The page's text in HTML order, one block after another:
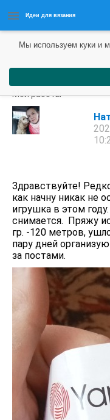
Идеи для вязания
Мои работы
Здравствуйте!
как начну никак не
игрушка в этом
снимается. Пряжу
гр. -120 метров,
пару дней
за постами.
Мы используем куки и